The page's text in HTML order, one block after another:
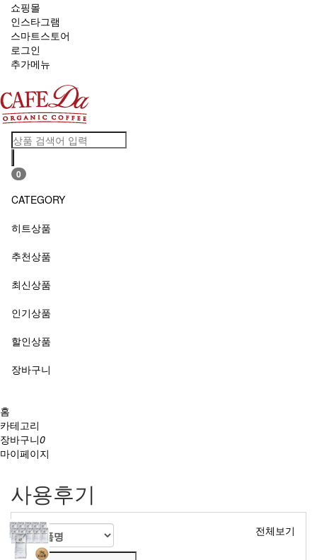
쇼핑몰
인스타그램
스마트스토어
로그인
추가메뉴
0
CATEGORY
히트상품
추천상품
최신상품
인기상품
할인상품
장바구니
홈
카테고리
장바구니0
마이페이지
사용후기
전체보기